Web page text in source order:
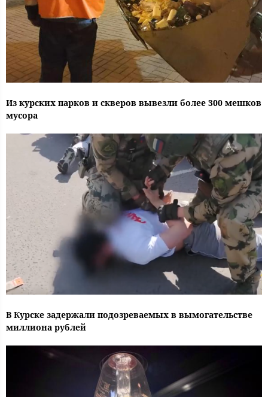
Из курских парков и скверов вывезли более 300 мешков
мусора
В Курске задержали подозреваемых в вымогательстве
миллиона рублей